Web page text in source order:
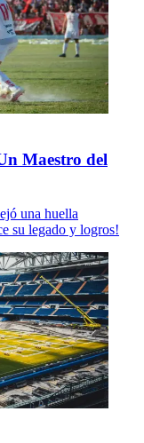
Maestro del
una huella
su legado y logros!